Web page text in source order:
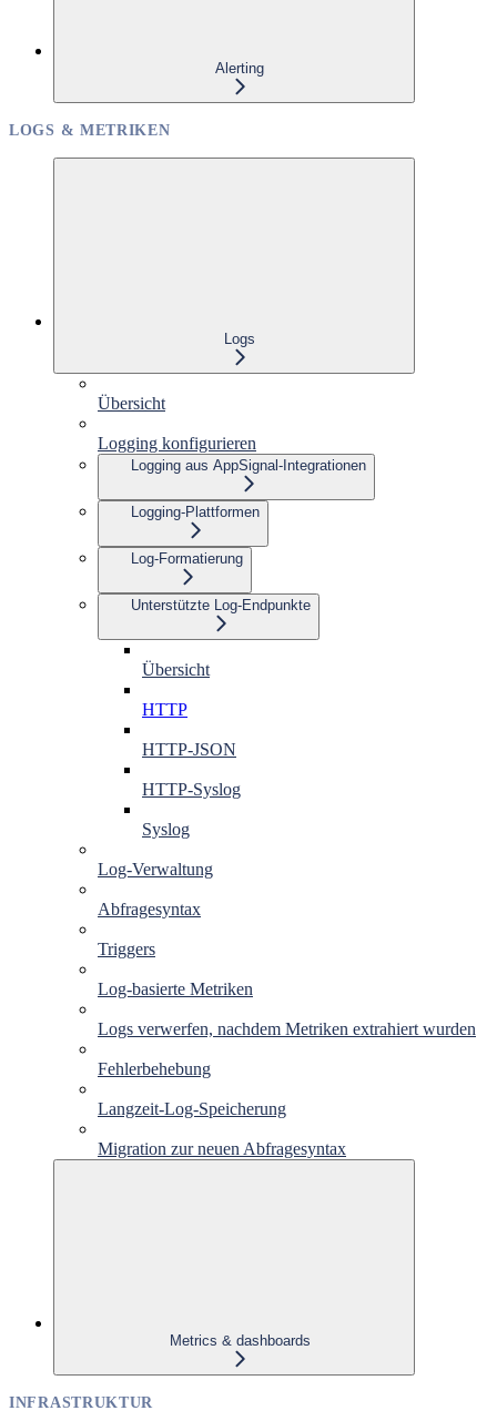
Alerting
LOGS & METRIKEN
Logs
Übersicht
Logging konfigurieren
Logging aus AppSignal-Integrationen
Logging-Plattformen
Log-Formatierung
Unterstützte Log-Endpunkte
Übersicht
HTTP
HTTP-JSON
HTTP-Syslog
Syslog
Log-Verwaltung
Abfragesyntax
Triggers
Log-basierte Metriken
Logs verwerfen, nachdem Metriken extrahiert wurden
Fehlerbehebung
Langzeit-Log-Speicherung
Migration zur neuen Abfragesyntax
Metrics & dashboards
INFRASTRUKTUR